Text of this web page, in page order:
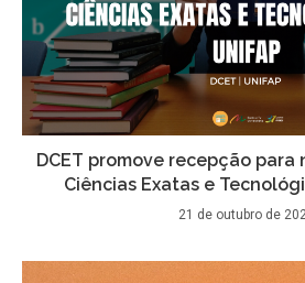
DCET promove recepção para
Ciências Exatas e
21 de outubro de